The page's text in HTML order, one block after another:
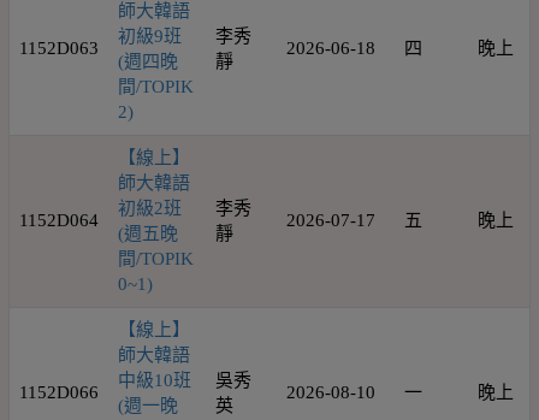
1152D063
師大韓語
初級9班
(週四晚
間/TOPIK
2)
李秀
靜
2026-06-18 四 晚上
1152D064
【線上】
師大韓語
初級2班
(週五晚
間/TOPIK
0~1)
李秀
靜
2026-07-17 五 晚上
1152D066
【線上】
師大韓語
中級10班
(週一晚
吳秀
英
2026-08-10 一 晚上